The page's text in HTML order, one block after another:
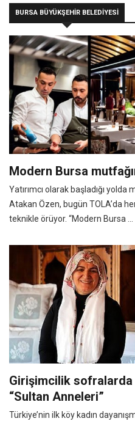
BURSA BÜYÜKŞEHİR BELEDİYESİ
Modern Bursa
Yatırımcı olarak başladığı
Atakan Özen, bugün TOLA’da
teknikle örüyor. “Modern Bursa ...
Girişimcilik sofralarda
“Sultan Anneleri”
Türkiye’nin ilk köy kadın